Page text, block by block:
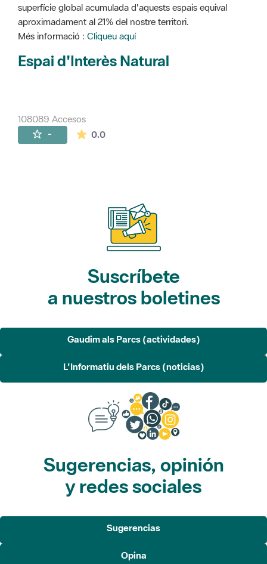
superfície global acumulada d'aquests espais equival
aproximadament al 21% del nostre territori.
Més informació : Cliqueu aquí
Espai d'Interès Natural
108089 Accesos
- 0.0La valoración media es de 0 estrellas de
Suscríbete
a nuestros boletines
Gaudim als Parcs (actividades)
L'Informatiu dels Parcs (noticias)
Sugerencias, opinión
y redes sociales
Sugerencias
Opina